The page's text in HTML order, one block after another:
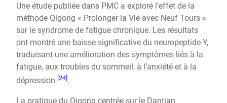
Une étude publiée dans PMC a exploré l’effet de la
méthode Qigong « Prolonger la Vie avec Neuf Tours »
sur le syndrome de fatigue chronique. Les résultats
ont montré une baisse significative du neuropeptide Y,
traduisant une amélioration des symptômes liés à la
fatigue, aux troubles du sommeil, à l’anxiété et à la
dépression [24] .
La pratique du Qigong centrée sur le Dantian